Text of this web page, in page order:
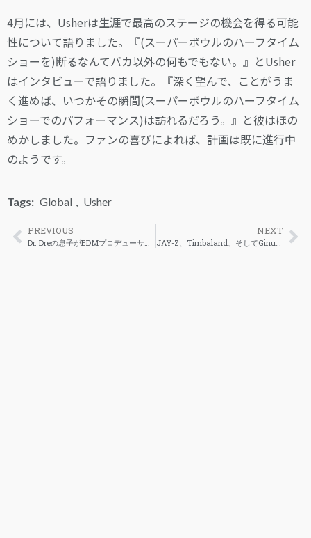
4月には、Usherは生涯で最高のステージの機会を得る可能
性について語りました。『(スーパーボウルのハーフタイム
ショーを)断るなんてバカ以外の何もでもない。』とUsher
はインタビューで語りました。『深く望んで、ことがうま
く進めば、いつかその瞬間(スーパーボウルのハーフタイム
ショーでのパフォーマンス)は訪れるだろう。』と彼はほの
めかしました。ファンの喜びによれば、計画は既に進行中
のようです。
Tags: Global , Usher
PREVIOUS
Dr. Dreの息子がEDMプロデューサー/DJとして自身の道を切り開く
NEXT
JAY-Z、Timbaland、そしてGinuwineは著作権訴訟を逃れれる